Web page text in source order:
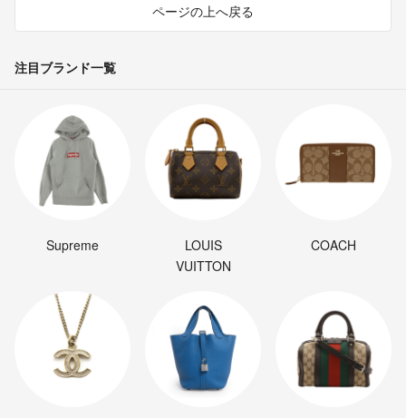
ページの上へ戻る
注目ブランド一覧
Supreme
LOUIS
VUITTON
COACH